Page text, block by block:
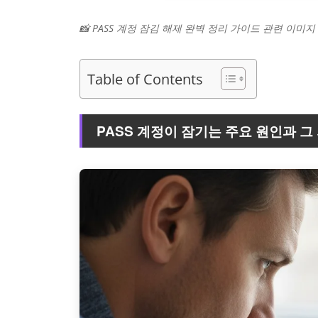
📸 PASS 계정 잠김 해제 완벽 정리 가이드 관련 이미지
Table of Contents
PASS 계정이 잠기는 주요 원인과 그